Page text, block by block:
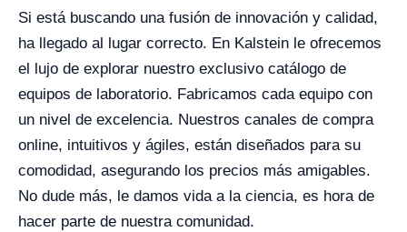
Si está buscando una fusión de innovación y calidad,
ha llegado al lugar correcto. En Kalstein le ofrecemos
el lujo de explorar nuestro exclusivo catálogo de
equipos de laboratorio. Fabricamos cada equipo con
un nivel de excelencia. Nuestros canales de compra
online, intuitivos y ágiles, están diseñados para su
comodidad, asegurando los precios más amigables.
No dude más, le damos vida a la ciencia, es hora de
hacer parte de nuestra comunidad.